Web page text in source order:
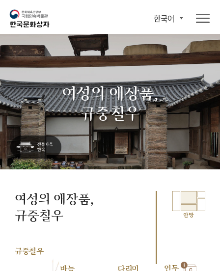
한국어
여성의 애장품,
규중칠우
여성의 애장품,
규중칠우
안방
규중칠우
바늘
다리미 인두